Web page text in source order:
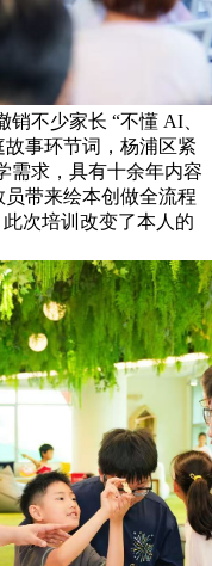
不少家长 “不懂 AI、
事环节词，杨浦区紧
需求，具有十余年内容
带来绘本创做全流程
次培训改变了本人的